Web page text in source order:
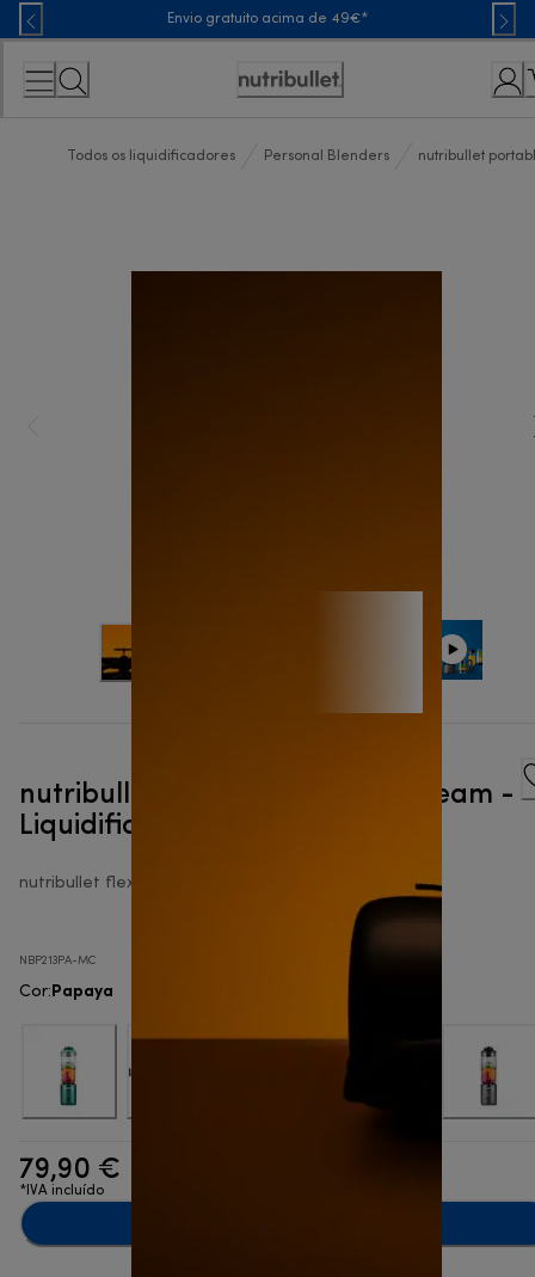
Skip
to
Content
Envio gratuito acima de 49€*
Accessibility
Todos os liquidificadores Personal Blenders nutribullet
nutribullet Flex™ XMcLaren F1 Team -
Liquidificador portátil
nutribullet flex
NBP213PA-MC
Cor:Papaya
79,90 €
*IVA incluído